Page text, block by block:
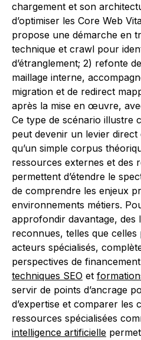
chargement et son
d’optimiser les Core Web
propose une démarche en
technique et crawl pour
d’étranglement; 2) refonte
maillage interne,
migration et de redirect
après la mise en œuvre,
Ce type de scénario illustre
peut devenir un levier
qu’un simple corpus
ressources externes et des
permettent d’étendre le
de comprendre les enjeux
environnements métiers.
approfondir davantage, des
reconnues, telles que
acteurs spécialisés,
perspectives de
techniques SEO et
servir de points d’ancrage
d’expertise et comparer les
ressources spécialisées
intelligence artificielle